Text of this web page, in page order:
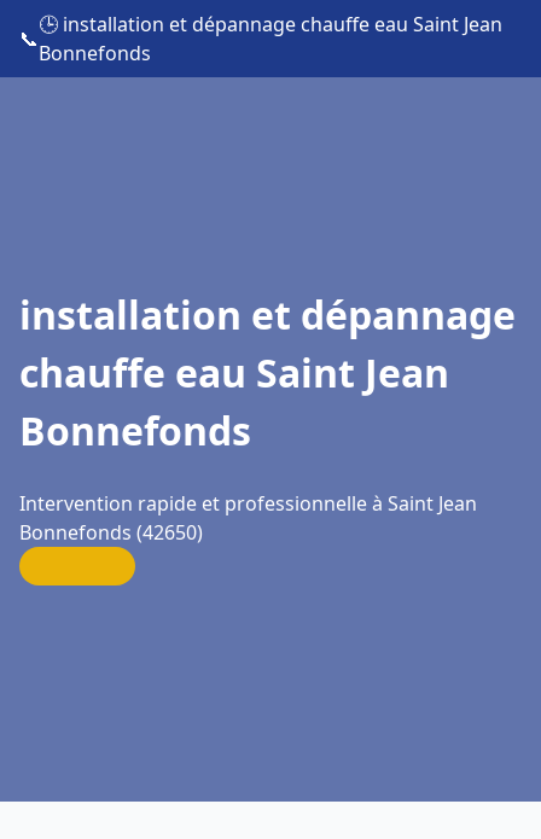
📞
🕒 installation et dépannage chauffe eau Saint Jean
Bonnefonds
installation et dépannage
chauffe eau Saint Jean
Bonnefonds
Intervention rapide et professionnelle à Saint Jean
Bonnefonds (42650)